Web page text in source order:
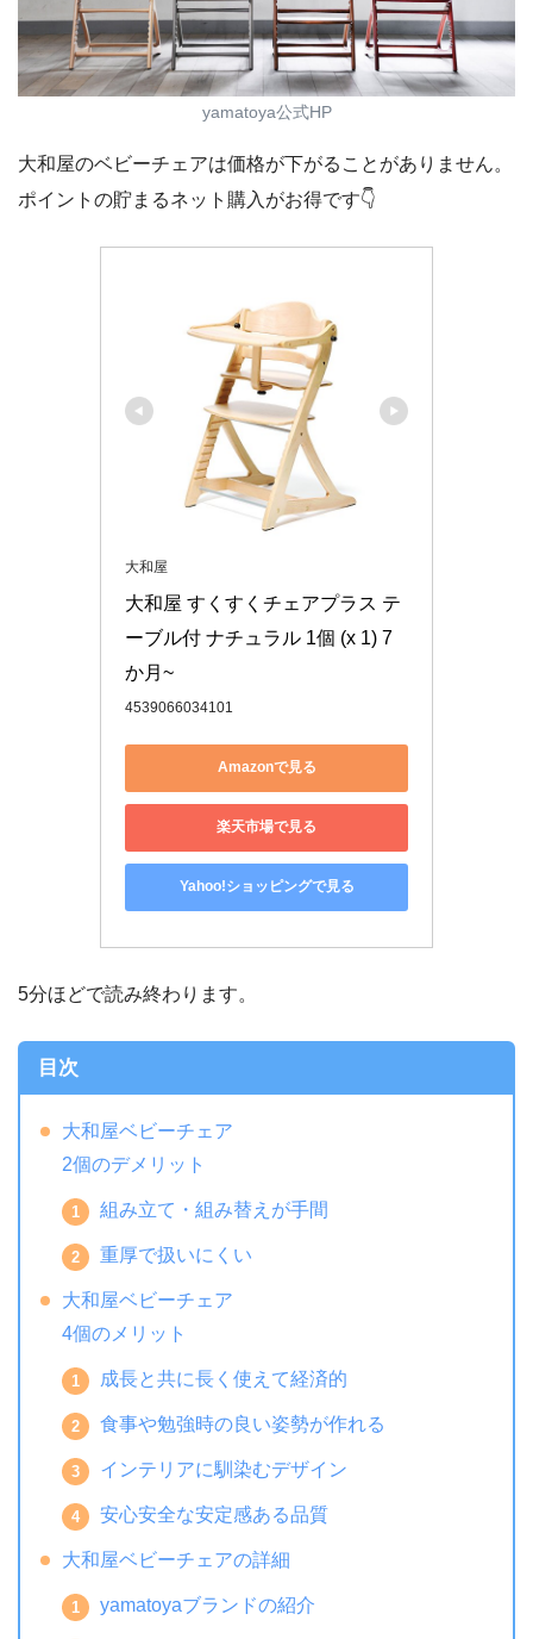
yamatoya公式HP
大和屋のベビーチェアは価格が下がることがありません。
ポイントの貯まるネット購入がお得です👇
大和屋
大和屋 すくすくチェアプラス テ
ーブル付 ナチュラル 1個 (x 1) 7
か月~
4539066034101
Amazonで見る
楽天市場で見る
Yahoo!ショッピングで見る
5分ほどで読み終わります。
目次
大和屋ベビーチェア
2個のデメリット
組み立て・組み替えが手間
重厚で扱いにくい
大和屋ベビーチェア
4個のメリット
成長と共に長く使えて経済的
食事や勉強時の良い姿勢が作れる
インテリアに馴染むデザイン
安心安全な安定感ある品質
大和屋ベビーチェアの詳細
yamatoyaブランドの紹介